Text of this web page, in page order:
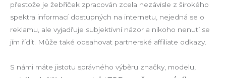
přestože je žebříček zpracován zcela nezávisle z širokého
spektra informací dostupných na internetu, nejedná se o
reklamu, ale vyjadřuje subjektivní názor a nikoho nenutí se
jím řídit. Může také obsahovat partnerské affiliate odkazy.
S námi máte jistotu správného výběru značky, modelu,